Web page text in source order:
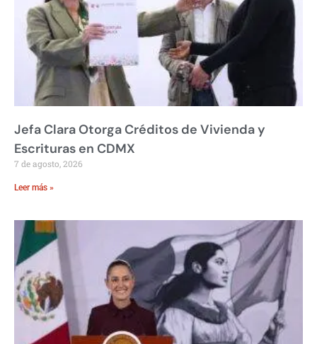
Jefa Clara Otorga Créditos de Vivienda y
Escrituras en CDMX
7 de agosto, 2026
Leer más »